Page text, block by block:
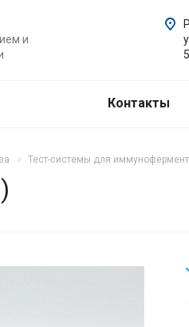
и
Контакты
Тест-системы для